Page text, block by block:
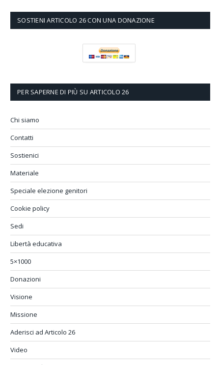
SOSTIENI ARTICOLO 26 CON UNA DONAZIONE
PER SAPERNE DI PIÙ SU ARTICOLO 26
Chi siamo
Contatti
Sostienici
Materiale
Speciale elezione genitori
Cookie policy
Sedi
Libertà educativa
5×1000
Donazioni
Visione
Missione
Aderisci ad Articolo 26
Video